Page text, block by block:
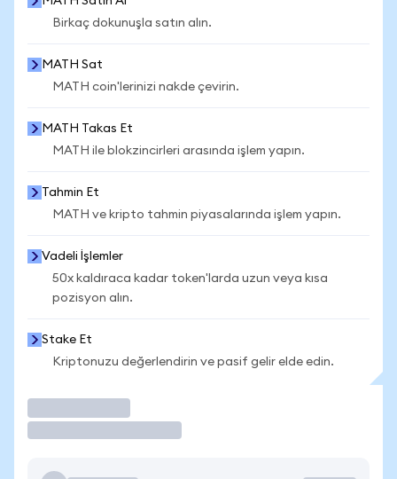
Birkaç dokunuşla satın alın.
MATH Sat
MATH coin'lerinizi nakde çevirin.
MATH Takas Et
MATH ile blokzincirleri arasında işlem yapın.
Tahmin Et
MATH ve kripto tahmin piyasalarında işlem yapın.
Vadeli İşlemler
50x kaldıraca kadar token'larda uzun veya kısa
pozisyon alın.
Stake Et
Kriptonuzu değerlendirin ve pasif gelir elde edin.